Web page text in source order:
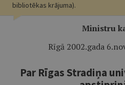
bibliotēkas krājuma).
Ministru
Rīgā 2002.gada
Par Rīgas Stradiņa